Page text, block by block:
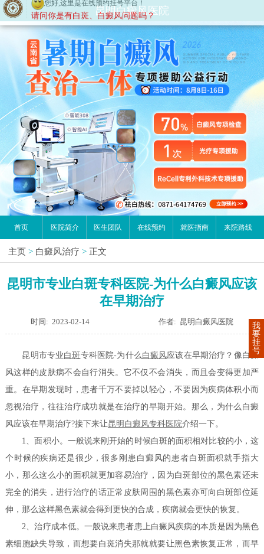
昆明白癜风医院
首页 医院简介 医生团队 在线预约 就医指南 来院路线
主页 > 白癜风治疗 > 正文
昆明市专业白斑专科医院-为什么白癜风应该
在早期治疗
时间: 2023-02-14 作者: 昆明白癜风医院
昆明市专业白斑专科医院-为什么白癜风应该在早期治疗？像白癜
风这样的皮肤病不会自行消失。它不仅不会消失，而且会变得更加严
重。在早期发现时，患者千万不要掉以轻心，不要因为疾病体积小而
忽视治疗，往往治疗成功就是在治疗的早期开始。那么，为什么白癜
风应该在早期治疗?接下来让昆明白癜风专科医院介绍一下。
1、面积小。一般说来刚开始的时候白斑的面积相对比较的小，这
个时候的疾病还是很少，很多刚患白癜风的患者白斑面积就手指大
小，那么这么小的面积就更加容易治疗，因为白斑部位的黑色素还未
完全的消失，进行治疗的话正常皮肤周围的黑色素亦可向白斑部位延
伸，那么这样黑色素就会得到更快的合成，疾病就会更快的恢复。
2、治疗成本低。一般说来患者患上白癜风疾病的本质是因为黑色
素细胞缺失导致，而想要白斑消失那就就要让黑色素恢复正常，而早
我
要
挂
号
您好,这里是在线预约挂号平台！
请问你是有白斑、白癜风问题吗？